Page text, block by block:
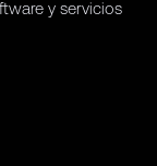
y servicios